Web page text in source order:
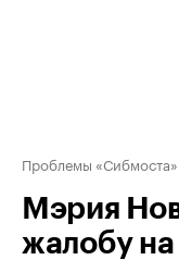
Проблемы «Сибмоста»
Мэрия
жалобу